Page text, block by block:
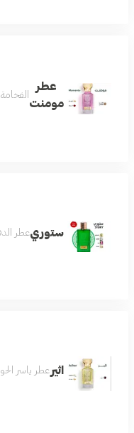
عطر
مومنت
ستوريعطر
اثير عطر ياسر